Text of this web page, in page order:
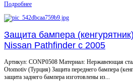
Подробнее
Защита бампера
Nissan Pathfinder с 2005
Артикул: CONP0508 Материал: Нержавеющая
Otomotiv (Турция) Защита переднего бампера
защита заднего бампера изготовлены из...